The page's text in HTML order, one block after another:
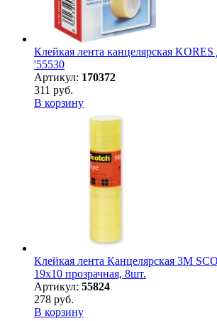
Клейкая лента канцелярская KORES
'55530
Артикул: 170372
311 руб.
В корзину
Клейкая лента Канцелярская 3M
19х10 прозрачная, 8шт.
Артикул: 55824
278 руб.
В корзину